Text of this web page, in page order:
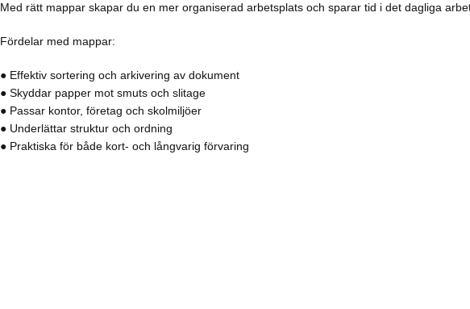
Med rätt mappar skapar du en mer organiserad arbetsplats och sparar tid i det dagliga
Fördelar med mappar:
● Effektiv sortering och arkivering av dokument
● Skyddar papper mot smuts och slitage
● Passar kontor, företag och skolmiljöer
● Underlättar struktur och ordning
● Praktiska för både kort- och långvarig förvaring